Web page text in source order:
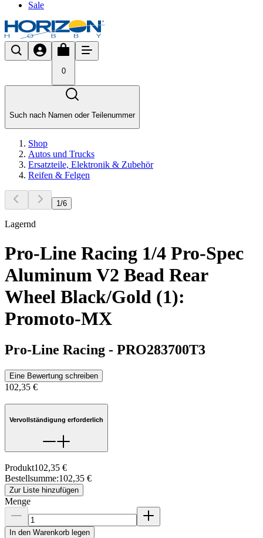
Sale
0
Such nach Namen oder Teilenummer
Shop
Autos und Trucks
Ersatzteile, Elektronik & Zubehör
Reifen & Felgen
1/6
Lagernd
Pro-Line Racing 1/4 Pro-Spec
Aluminum V2 Bead Rear
Wheel Black/Gold (1):
Promoto-MX
Pro-Line Racing - PRO283700T3
Eine Bewertung schreiben
102,35 €
Vervollständigung erforderlich
Produkt102,35 €
Bestellsumme:102,35 €
Zur Liste hinzufügen
Menge
In den Warenkorb legen